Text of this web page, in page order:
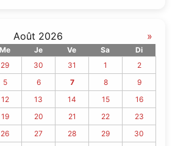
Août 2026 »
Me Je Ve Sa
Di
29 30 31 1
2
5 6 7 8
9
12 13 14 15
16
19 20 21 22
23
26 27 28 29 30